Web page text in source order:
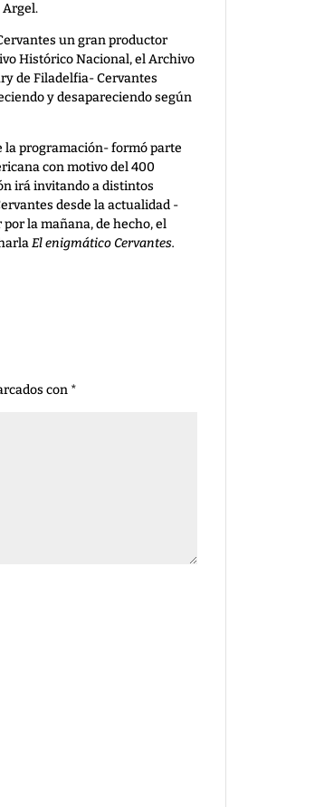
Argel.
un gran productor
Histórico Nacional, el Archivo
de Filadelfia- Cervantes
y desapareciendo según
la programación- formó parte
con motivo del 400
irá invitando a distintos
desde la actualidad -
la mañana, de hecho, el
El enigmático Cervantes.
con *